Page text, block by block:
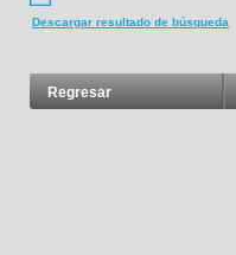
Descargar resultado de búsqueda
Regresar